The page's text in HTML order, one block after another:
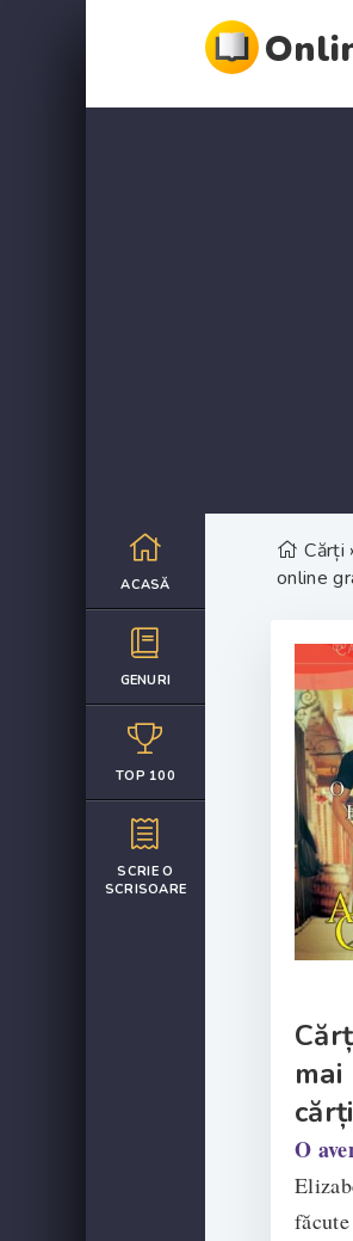
ACASĂ
GENURI
TOP 100
SCRIE O
SCRISOARE
Cărți
online
O